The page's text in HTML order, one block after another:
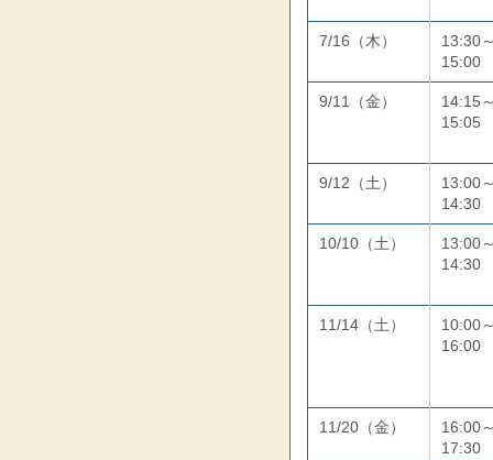
7/16（木）
13:30
15:00
9/11（金）
14:15
15:05
9/12（土）
13:00
14:30
10/10（土）
13:00
14:30
11/14（土）
10:00
16:00
11/20（金）
16:00
17:30